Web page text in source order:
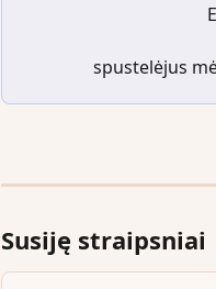
spustelėjus
Susiję straipsniai